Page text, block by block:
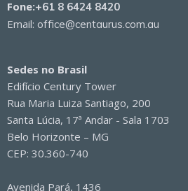
Fone:+61 8 6424 8420
Email: office@centaurus.com.au
Sedes no Brasil
Edifício Century Tower
Rua Maria Luiza Santiago, 200
Santa Lúcia, 17ª Andar - Sala 1703
Belo Horizonte – MG
CEP: 30.360-740
Avenida Pará, 1436